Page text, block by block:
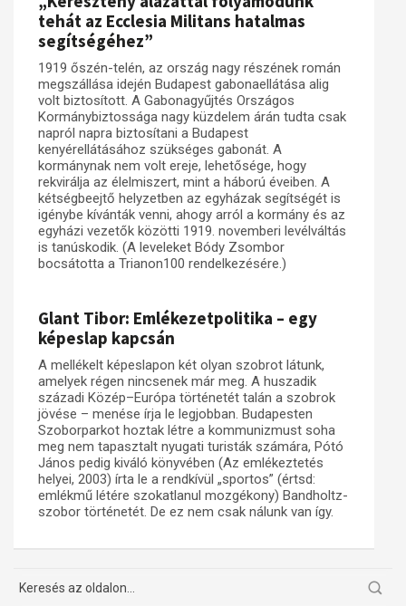
tehát az Ecclesia Militans hatalmas
segítségéhez”
1919 őszén-telén, az ország nagy részének román
megszállása idején Budapest gabonaellátása alig
volt biztosított. A Gabonagyűjtés Országos
Kormánybiztossága nagy küzdelem árán tudta csak
napról napra biztosítani a Budapest
kenyérellátásához szükséges gabonát. A
kormánynak nem volt ereje, lehetősége, hogy
rekvirálja az élelmiszert, mint a háború éveiben. A
kétségbeejtő helyzetben az egyházak segítségét is
igénybe kívánták venni, ahogy arról a kormány és az
egyházi vezetők közötti 1919. novemberi levélváltás
is tanúskodik. (A leveleket Bódy Zsombor
bocsátotta a Trianon100 rendelkezésére.)
Glant Tibor: Emlékezetpolitika – egy
képeslap kapcsán
A mellékelt képeslapon két olyan szobrot látunk,
amelyek régen nincsenek már meg. A huszadik
századi Közép–Európa történetét talán a szobrok
jövése – menése írja le legjobban. Budapesten
Szoborparkot hoztak létre a kommunizmust soha
meg nem tapasztalt nyugati turisták számára, Pótó
János pedig kiváló könyvében (Az emlékeztetés
helyei, 2003) írta le a rendkívül „sportos” (értsd:
emlékmű létére szokatlanul mozgékony) Bandholtz-
szobor történetét. De ez nem csak nálunk van így.